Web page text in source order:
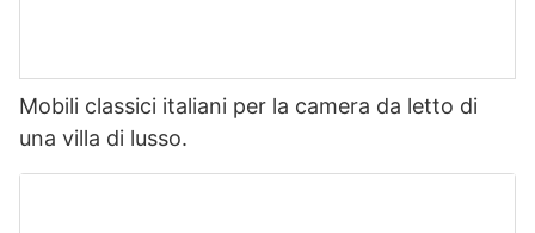
Mobili classici italiani per la camera da letto di
una villa di lusso.